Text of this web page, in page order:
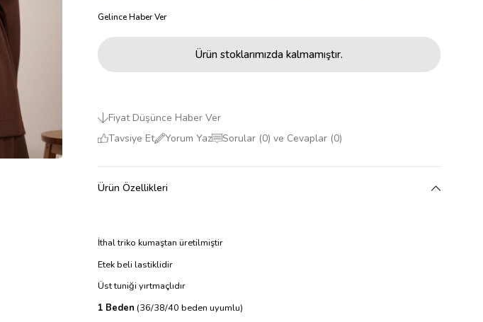
Gelince Haber Ver
Ürün stoklarımızda kalmamıştır.
Fiyat Düşünce Haber Ver
Tavsiye Et
Yorum Yaz Sorular (0) ve Cevaplar (0)
Ürün Özellikleri
İthal triko kumaştan üretilmiştir
Etek beli lastiklidir
Üst tuniği yırtmaçlıdır
1 Beden (36/38/40 beden uyumlu)